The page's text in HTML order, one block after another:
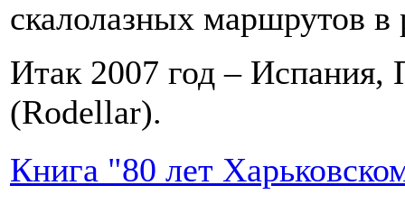
скалолазных маршрутов
Итак 2007 год – Испания,
(Rodellar).
Книга "80 лет